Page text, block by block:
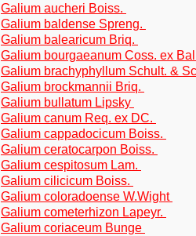
Galium aucheri Boiss.
Galium baldense Spreng.
Galium balearicum Briq.
Galium bourgaeanum Coss. ex
Galium brachyphyllum Schult. &
Galium brockmannii Briq.
Galium bullatum Lipsky
Galium canum Req. ex DC.
Galium cappadocicum Boiss.
Galium ceratocarpon Boiss.
Galium cespitosum Lam.
Galium cilicicum Boiss.
Galium coloradoense W.Wight
Galium cometerhizon Lapeyr.
Galium coriaceum Bunge